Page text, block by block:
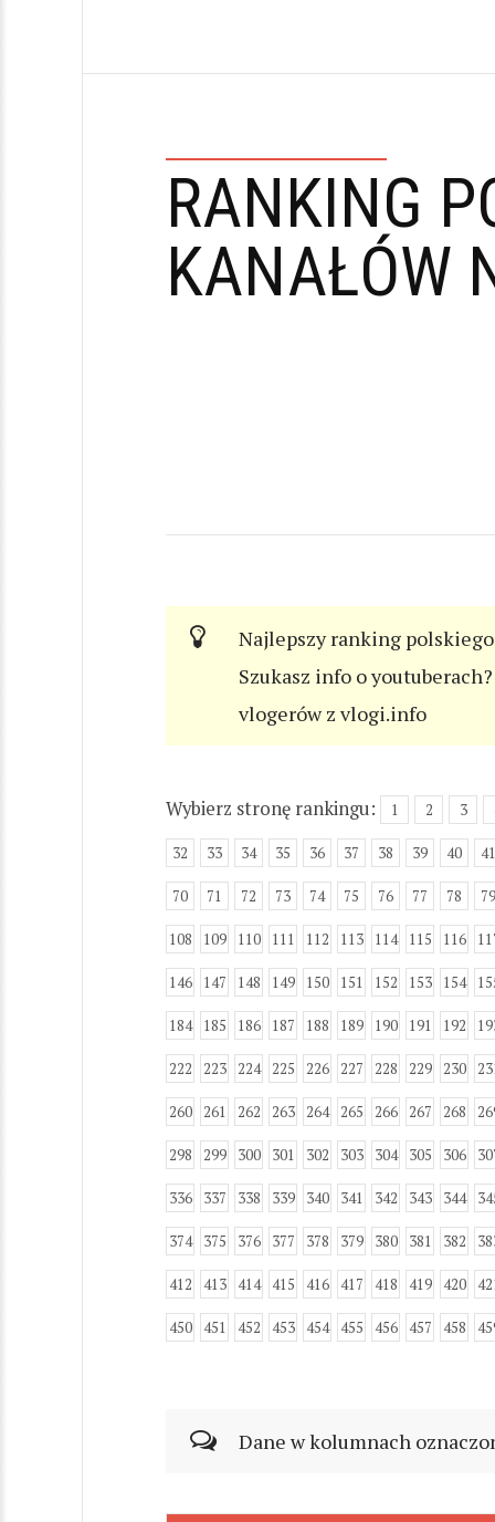
RANKING
KANAŁÓW
Najlepszy ranking
Szukasz info o
vlogerów z vlogi.info
Wybierz stronę rankingu: 1 2 3
32 33 34 35 36 37 38 39 40 41
70 71 72 73 74 75 76 77 78 79
108 109 110 111 112 113 114 115 116
146 147 148 149 150 151 152 153 154
184 185 186 187 188 189 190 191 192
222 223 224 225 226 227 228 229 230
260 261 262 263 264 265 266 267 268
298 299 300 301 302 303 304 305 306
336 337 338 339 340 341 342 343 344
374 375 376 377 378 379 380 381 382
412 413 414 415 416 417 418 419 420
450 451 452 453 454 455 456 457 458
Dane w kolumnach